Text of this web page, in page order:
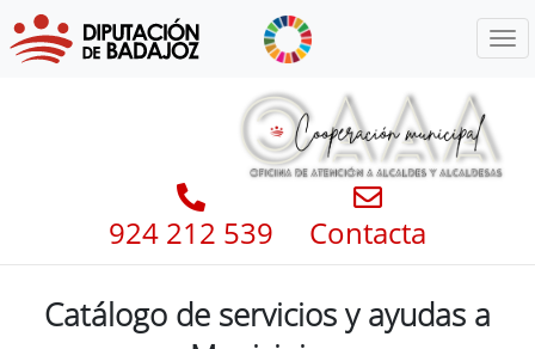
924 212 539 Contacta
Catálogo de servicios y ayudas a